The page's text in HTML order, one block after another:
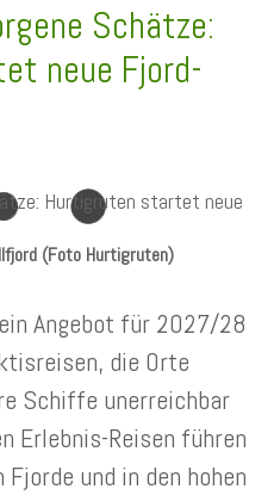
Schätze:
neue Fjord-
(Foto Hurtigruten)
Angebot für 2027/28
die Orte
Schiffe unerreichbar
Erlebnis-Reisen führen
und in den hohen